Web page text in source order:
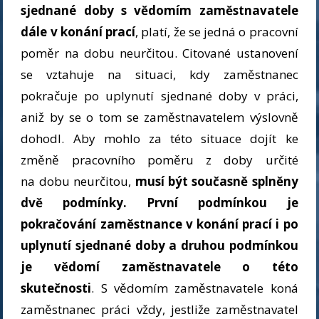
sjednané doby s vědomím zaměstnavatele
dále v konání prací, platí, že se jedná o pracovní
poměr na dobu neurčitou. Citované ustanovení
se vztahuje na situaci, kdy zaměstnanec
pokračuje po uplynutí sjednané doby v práci,
aniž by se o tom se zaměstnavatelem výslovně
dohodl. Aby mohlo za této situace dojít ke
změně pracovního poměru z doby určité
na dobu neurčitou, musí být současně splněny
dvě podmínky. První podmínkou je
pokračování zaměstnance v konání prací i po
uplynutí sjednané doby a druhou podmínkou
je vědomí zaměstnavatele o této
skutečnosti. S vědomím zaměstnavatele koná
zaměstnanec práci vždy, jestliže zaměstnavatel